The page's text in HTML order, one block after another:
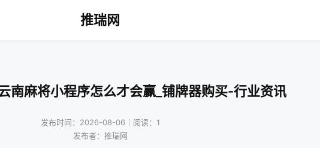
推瑞网
南麻将小程序怎么才会赢_铺牌器购买-行业资讯
发布时间：2026-08-06｜阅读：1
发布者：推瑞网